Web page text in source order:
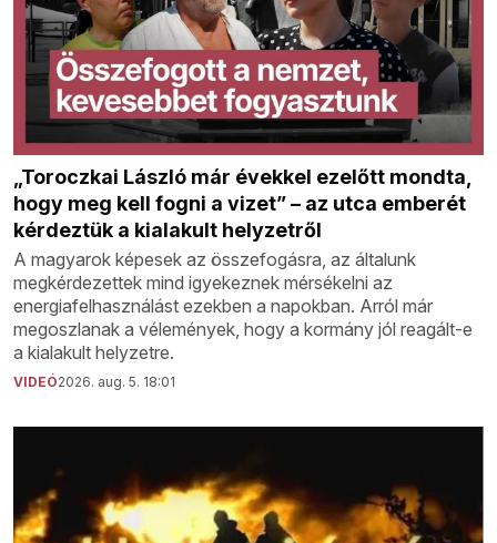
„Toroczkai László már évekkel ezelőtt mondta,
hogy meg kell fogni a vizet” – az utca emberét
kérdeztük a kialakult helyzetről
A magyarok képesek az összefogásra, az általunk
megkérdezettek mind igyekeznek mérsékelni az
energiafelhasználást ezekben a napokban. Arról már
megoszlanak a vélemények, hogy a kormány jól reagált-e
a kialakult helyzetre.
VIDEÓ2026. aug. 5. 18:01